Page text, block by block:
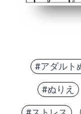
#アダルト
#ぬりえ